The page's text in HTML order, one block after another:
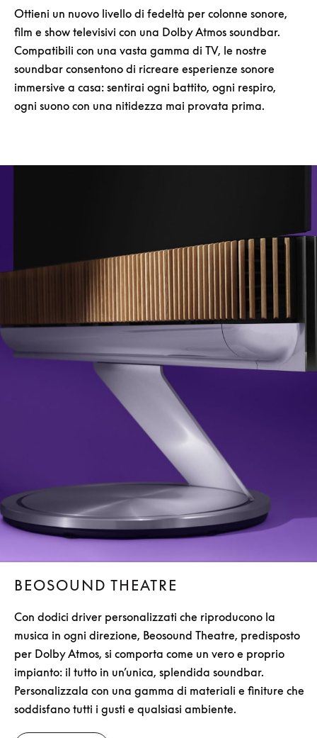
Ottieni un nuovo livello di fedeltà per colonne sonore,
film e show televisivi con una Dolby Atmos soundbar.
Compatibili con una vasta gamma di TV, le nostre
soundbar consentono di ricreare esperienze sonore
immersive a casa: sentirai ogni battito, ogni respiro,
ogni suono con una nitidezza mai provata prima.
BEOSOUND THEATRE
Con dodici driver personalizzati che riproducono la
musica in ogni direzione, Beosound Theatre, predisposto
per Dolby Atmos, si comporta come un vero e proprio
impianto: il tutto in un’unica, splendida soundbar.
Personalizzala con una gamma di materiali e finiture che
soddisfano tutti i gusti e qualsiasi ambiente.